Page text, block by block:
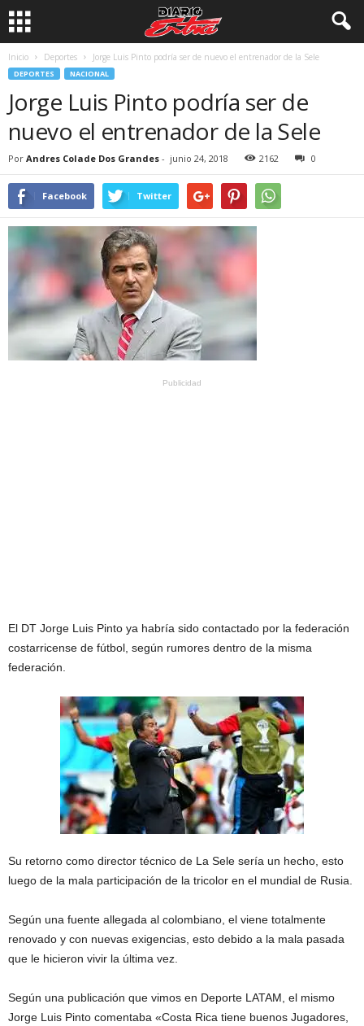
Inicio Deportes Jorge Luis Pinto podría ser de nuevo el entrenador de la Sele
DEPORTES NACIONAL
Jorge Luis Pinto podría ser de
nuevo el entrenador de la Sele
Por Andres Colade Dos Grandes - junio 24, 2018 2162 0
Facebook Twitter
Publicidad
El DT Jorge Luis Pinto ya habría sido contactado por la federación
costarricense de fútbol, según rumores dentro de la misma
federación.
Su retorno como director técnico de La Sele sería un hecho, esto
luego de la mala participación de la tricolor en el mundial de Rusia.
Según una fuente allegada al colombiano, el viene totalmente
renovado y con nuevas exigencias, esto debido a la mala pasada
que le hicieron vivir la última vez.
Según una publicación que vimos en Deporte LATAM, el mismo
Jorge Luis Pinto comentaba «Costa Rica tiene buenos Jugadores,